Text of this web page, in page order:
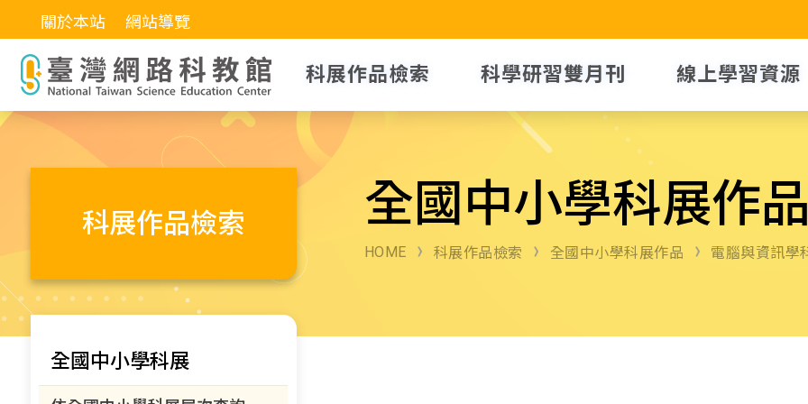
關於本站 網站導覽
科展作品檢索 科學研習雙月刊 線上學習資源
科展作品檢索 全國中小學科展作
HOME 科展作品檢索 全國中小學科展作品 電腦與資訊學
全國中小學科展